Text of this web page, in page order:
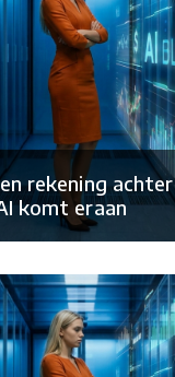
rekening achter
komt eraan